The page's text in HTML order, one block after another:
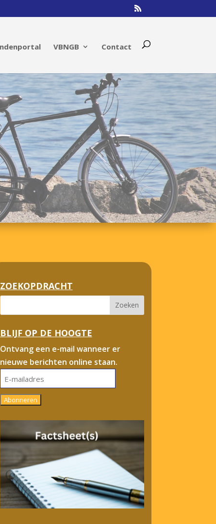
VBNGB Contact
ZOEKOPDRACHT
BLIJF OP DE HOOGTE
Ontvang een e-mail wanneer er
nieuwe berichten online staan.
E-
mailadres
Abonneren